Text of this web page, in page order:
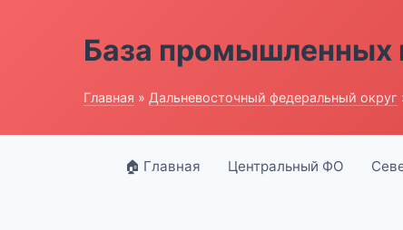
База промышленных
Главная » Дальневосточный федеральный округ
🏠 Главная Центральный ФО